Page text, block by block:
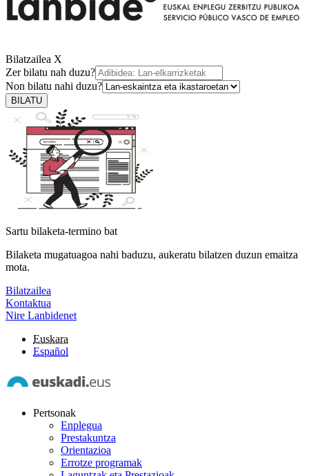
Bilatzailea X
Zer bilatu nah duzu?
Non bilatu nahi duzu?
BILATU
Sartu bilaketa-termino bat
Bilaketa mugatuagoa nahi baduzu, aukeratu bilatzen duzun emaitza
mota.
Bilatzailea
Kontaktua
Nire Lanbidenet
Euskara
Español
Pertsonak
Enplegua
Prestakuntza
Orientazioa
Errotze programak